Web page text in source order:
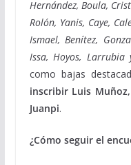
Hernández, Boula,
Rolón, Yanis, Caye,
Ismael, Benítez,
Issa, Hoyos, Larrubia
como bajas
inscribir Luis
Juanpi.
¿Cómo seguir el